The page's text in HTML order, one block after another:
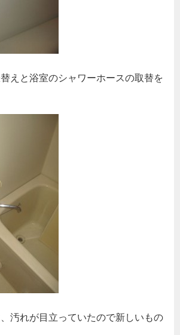
えと浴室のシャワーホースの取替を
汚れが目立っていたので新しいもの